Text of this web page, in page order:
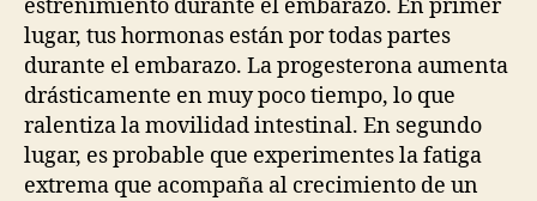
estreñimiento durante el embarazo. En primer
lugar, tus hormonas están por todas partes
durante el embarazo. La progesterona aumenta
drásticamente en muy poco tiempo, lo que
ralentiza la movilidad intestinal. En segundo
lugar, es probable que experimentes la fatiga
extrema que acompaña al crecimiento de un